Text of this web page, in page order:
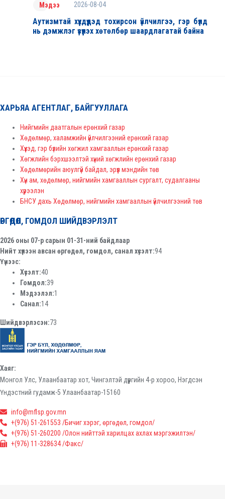
Мэдээ 2026-08-04
Аутизмтай хүүхдүүдэд тохирсон үйлчилгээ, гэр бүлд
нь дэмжлэг үзүүлэх хөтөлбөр шаардлагатай байна
ХАРЬЯА АГЕНТЛАГ, БАЙГУУЛЛАГА
Нийгмийн даатгалын ерөнхий газар
Хөдөлмөр, халамжийн үйлчилгээний ерөнхий газар
Хүүхэд, гэр бүлийн хөгжил хамгааллын ерөнхий газар
Хөгжлийн бэрхшээлтэй хүний хөгжлийн ерөнхий газар
Хөдөлмөрийн аюулгүй байдал, эрүүл мэндийн төв
Хүн ам, хөдөлмөр, нийгмийн хамгааллын сургалт, судалгааны
хүрээлэн
БНСУ дахь Хөдөлмөр, нийгмийн хамгааллын үйлчилгээний төв
ӨРГӨДӨЛ, ГОМДОЛ ШИЙДВЭРЛЭЛТ
2026 оны 07-р сарын 01-31-ний байдлаар
Нийт хүлээн авсан өргөдөл, гомдол, санал хүсэлт:94
Үүнээс:
Хүсэлт:40
Гомдол:39
Мэдээлэл:1
Санал:14
Шийдвэрлэсэн:73
Хаяг:
Монгол Улс, Улаанбаатар хот, Чингэлтэй дүүргийн 4-р хороо, Нэгдсэн
Үндэстний гудамж-5 Улаанбаатар-15160
info@mflsp.gov.mn
+(976) 51-261553 /Бичиг хэрэг, өргөдөл, гомдол/
+(976) 51-260200 /Олон нийттэй харилцах ахлах мэргэжилтэн/
+(976) 11-328634 /Факс/